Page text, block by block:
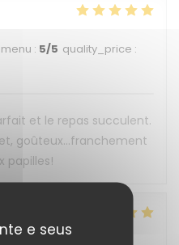
e seus
menu : 5/5 quality_price :
et le repas succulent.
goûteux...franchement
papilles!